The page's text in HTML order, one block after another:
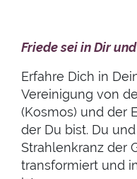
Friede sei in Dir
Erfahre Dich in
Vereinigung von
(Kosmos) und der
der Du bist. Du
Strahlenkranz der
transformiert und